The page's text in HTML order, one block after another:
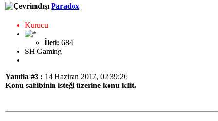
Paradox
Kurucu
İleti: 684
SH Gaming
Yanıtla #3 : 14 Haziran 2017, 02:39:26
Konu sahibinin isteği üzerine konu kilit.